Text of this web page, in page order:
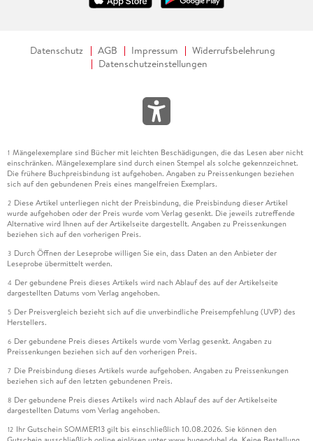
Datenschutz AGB Impressum
Widerrufsbelehrung
Datenschutzeinstellungen
1 Mängelexemplare sind Bücher mit leichten Beschädigungen, die das Lesen aber nicht
einschränken. Mängelexemplare sind durch einen Stempel als solche gekennzeichnet.
Die frühere Buchpreisbindung ist aufgehoben. Angaben zu Preissenkungen beziehen
sich auf den gebundenen Preis eines mangelfreien Exemplars.
2 Diese Artikel unterliegen nicht der Preisbindung, die Preisbindung dieser Artikel
wurde aufgehoben oder der Preis wurde vom Verlag gesenkt. Die jeweils zutreffende
Alternative wird Ihnen auf der Artikelseite dargestellt. Angaben zu Preissenkungen
beziehen sich auf den vorherigen Preis.
3 Durch Öffnen der Leseprobe willigen Sie ein, dass Daten an den Anbieter der
Leseprobe übermittelt werden.
4 Der gebundene Preis dieses Artikels wird nach Ablauf des auf der Artikelseite
dargestellten Datums vom Verlag angehoben.
5 Der Preisvergleich bezieht sich auf die unverbindliche Preisempfehlung (UVP) des
Herstellers.
6 Der gebundene Preis dieses Artikels wurde vom Verlag gesenkt. Angaben zu
Preissenkungen beziehen sich auf den vorherigen Preis.
7 Die Preisbindung dieses Artikels wurde aufgehoben. Angaben zu Preissenkungen
beziehen sich auf den letzten gebundenen Preis.
8 Der gebundene Preis dieses Artikels wird nach Ablauf des auf der Artikelseite
dargestellten Datums vom Verlag angehoben.
12 Ihr Gutschein SOMMER13 gilt bis einschließlich 10.08.2026. Sie können den